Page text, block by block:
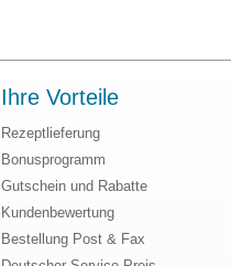
Ihre Vorteile
Rezeptlieferung
Bonusprogramm
Gutschein und Rabatte
Kundenbewertung
Bestellung Post & Fax